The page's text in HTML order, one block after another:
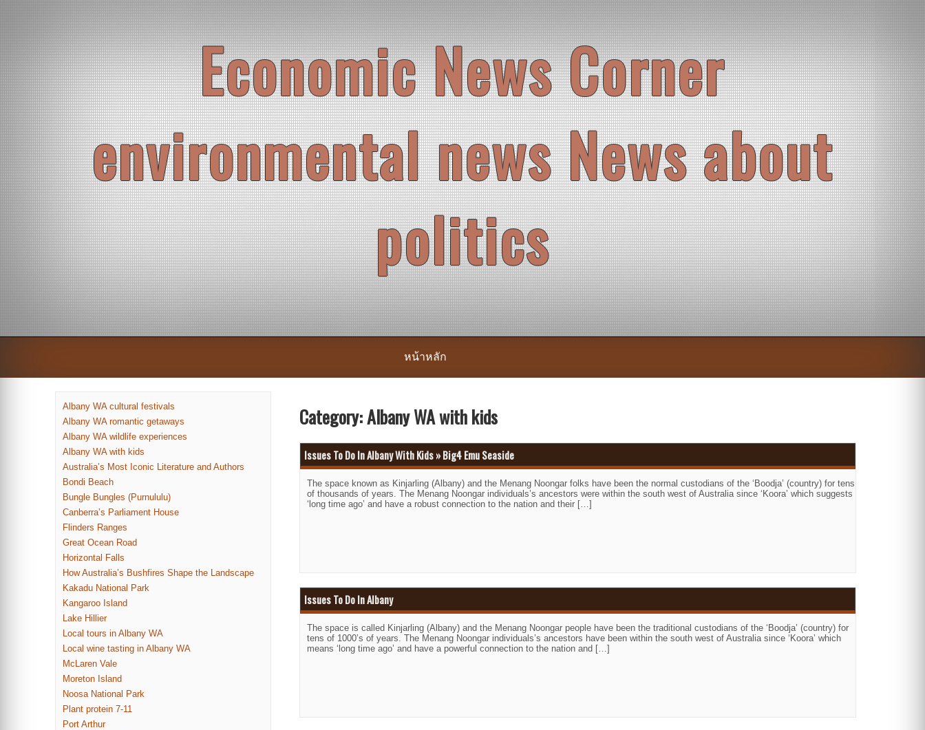
Economic News Corner
environmental news News about
politics
หน้าหลัก
Category:Albany WA with kids
Issues To Do In Albany With Kids » Big4 Emu Seaside
The space known as Kinjarling (Albany) and the Menang Noongar folks have been the normal custodians of the ‘Boodja’ (country) for tens
of thousands of years. The Menang Noongar individuals’s ancestors were within the south west of Australia since ‘Koora’ which suggests
‘long time ago’ and have a robust connection to the nation and their […]
Issues To Do In Albany
The space is called Kinjarling (Albany) and the Menang Noongar people have been the traditional custodians of the ‘Boodja’ (country) for
tens of 1000’s of years. The Menang Noongar individuals’s ancestors have been within the south west of Australia since ‘Koora’ which
means ‘long time ago’ and have a powerful connection to the nation and […]
Albany WA cultural festivals
Albany WA romantic getaways
Albany WA wildlife experiences
Albany WA with kids
Australia’s Most Iconic Literature and Authors
Bondi Beach
Bungle Bungles (Purnululu)
Canberra’s Parliament House
Flinders Ranges
Great Ocean Road
Horizontal Falls
How Australia’s Bushfires Shape the Landscape
Kakadu National Park
Kangaroo Island
Lake Hillier
Local tours in Albany WA
Local wine tasting in Albany WA
McLaren Vale
Moreton Island
Noosa National Park
Plant protein 7-11
Port Arthur